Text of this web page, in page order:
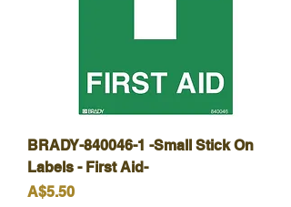
BRADY-840046-1 -Small Stick On
Labels - First Aid-
मूल्य
A$5.50